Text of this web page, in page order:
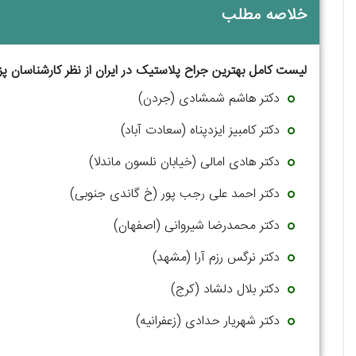
خلاصه مطلب
لیست کامل بهترین جراح پلاستیک در ایران از نظر کارشناسان
دکتر هاشم شمشادی (جردن)
دکتر کامبیز ایزدپناه (سعادت آباد)
دکتر هادی امالی (خیابان نلسون ماندلا)
دکتر احمد علی رجب پور (خ گاندی جنوبی)
دکتر محمدرضا شیروانی (اصفهان)
دکتر نرگس رزم آرا (مشهد)
دکتر بلال دلشاد (کرج)
دکتر شهریار حدادی (زعفرانیه)